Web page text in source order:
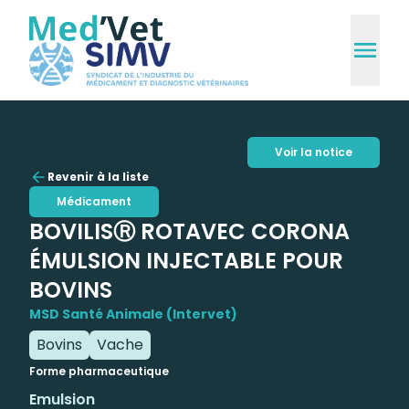
Revenir à la liste
Médicament
BOVILISⓇ ROTAVEC CORONA
ÉMULSION INJECTABLE POUR
BOVINS
MSD Santé Animale (Intervet)
Bovins Vache
Forme pharmaceutique
Emulsion
Voir la notice